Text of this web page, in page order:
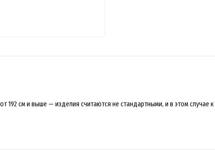
см и выше — изделия считаются не стандартными, и в этом случае к